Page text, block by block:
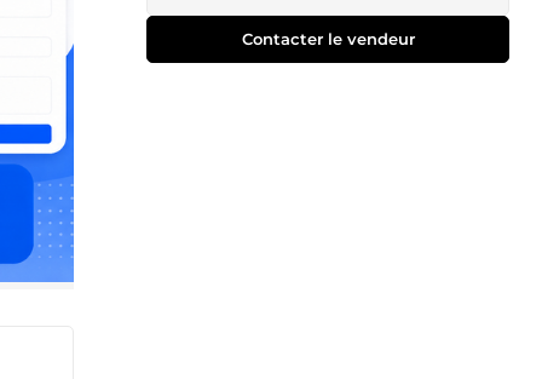
Contacter le vendeur